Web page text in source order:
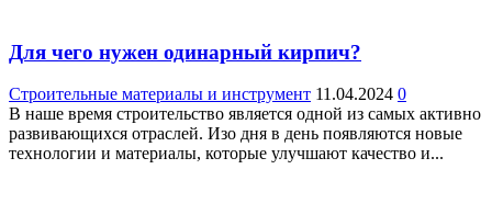
Для чего нужен одинарный кирпич?
Строительные материалы и инструмент 11.04.2024 0
В наше время строительство является одной из самых активно
развивающихся отраслей. Изо дня в день появляются новые
технологии и материалы, которые улучшают качество и...